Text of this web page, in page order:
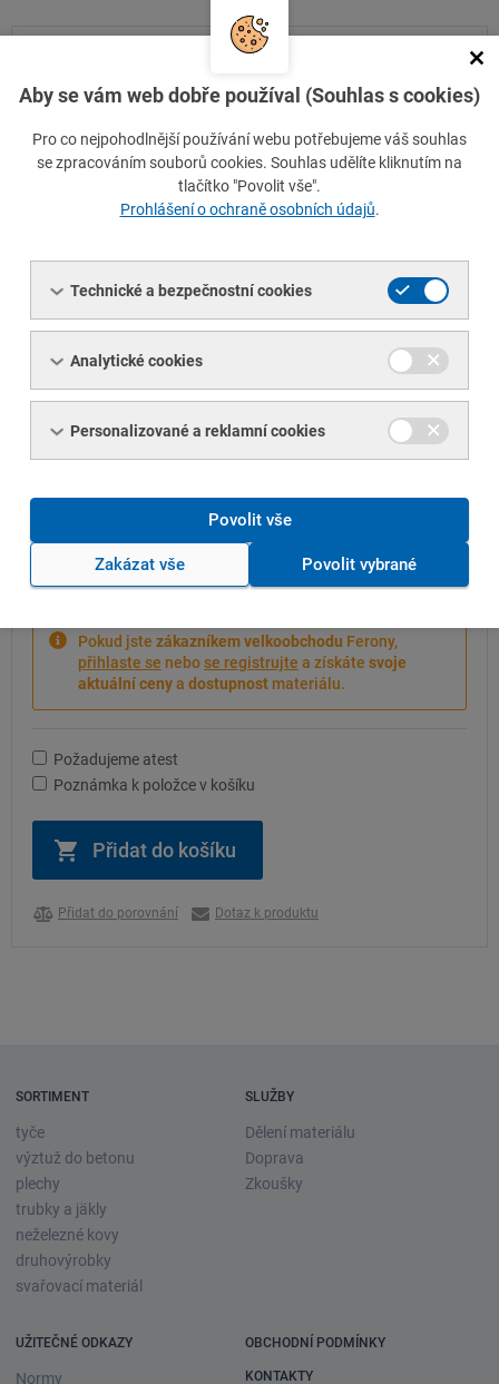
I007906-SKLADN1
Značka oceli / materiál
1.4301+1D (X5CrNi18-10) dle EN 10088-2
Obdobná: 17 240
Minimální množství
Množství:
ks
přepočítat cenu
-- Kč/ ks
-- Kč/ kg
Pokud jste zákazníkem velkoobchodu Ferony,
přihlaste se nebose registrujte a získáte svoje
aktuální cenya dostupnost materiálu.
Požadujeme atest
Poznámka k položce v košíku
Přidat do porovnání Dotaz k produktu
SORTIMENT
tyče
výztuž do betonu
plechy
trubky a jäkly
neželezné kovy
druhovýrobky
svařovací materiál
SLUŽBY
Dělení materiálu
Doprava
Zkoušky
UŽITEČNÉ ODKAZY
Normy
OBCHODNÍ PODMÍNKY
KONTAKTY
Aby se vám web dobře používal (Souhlas s cookies)
Pro co nejpohodlnější používání webu potřebujeme váš souhlas
se zpracováním souborů cookies. Souhlas udělíte kliknutím na
tlačítko "Povolit vše".
Prohlášení o ochraně osobních údajů.
Technické a bezpečnostní cookies
Analytické cookies
Personalizované a reklamní cookies
Povolit vše
Zakázat vše Povolit vybrané